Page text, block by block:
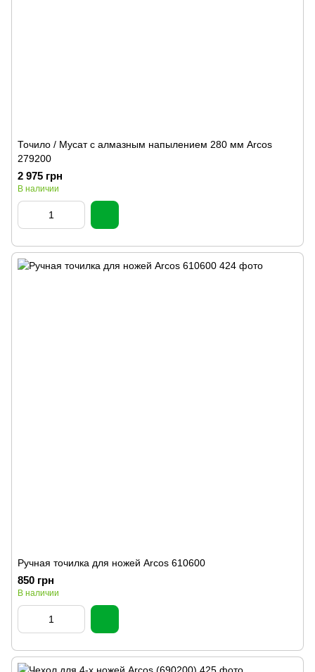
Точило / Мусат с алмазным напылением 280 мм Arcos
279200
2 975 грн
В наличии
Ручная точилка для ножей Arcos 610600
850 грн
В наличии